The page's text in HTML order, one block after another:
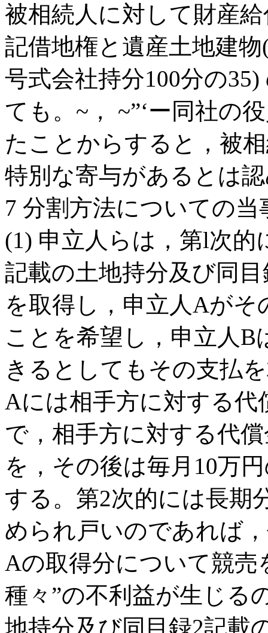
被相続人に対して財産
記借地権と遺産土地建
号式会社持分100分の
ても。~， ~”‘ー同社の
たことからすると，被
特別な寄与があるとは
7 分割方法についての当
(1) 申立人らは，第l次
記載の土地持分及び同
を取得し，申立人Aが
ことを希望し，申立人
きるとしてもその支払
Aには相手方に対する代
で，相手方に対する代
を，その後は毎月10万
する。第2次的には長期
められ戸いのであれば
Aの取得分について競
種々”の不利益が生じる
地持分及び同目録2記載